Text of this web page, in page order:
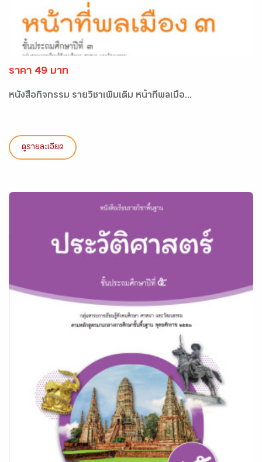
ราคา 49 บาท
หนังสือกิจกรรม รายวิชาเพิ่มเติม หน้าที่พลเมือ...
ดูรายละเอียด